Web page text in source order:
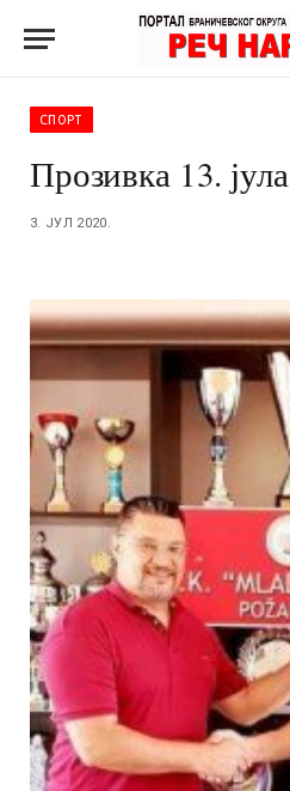
СПОРТ
Прозивка 13. јула
3. ЈУЛ 2020.